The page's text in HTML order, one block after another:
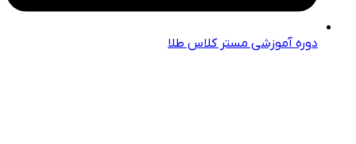
دوره آموزشی مستر کلاس طلا